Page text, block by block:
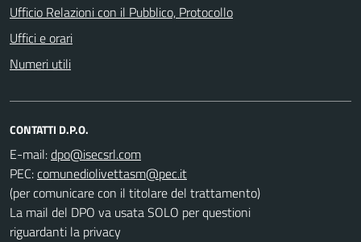
Ufficio Relazioni con il Pubblico, Protocollo
Uffici e orari
Numeri utili
CONTATTI D.P.O.
E-mail:
PEC:
(per comunicare con il titolare del trattamento)
La mail del DPO va usata SOLO per questioni
riguardanti la privacy